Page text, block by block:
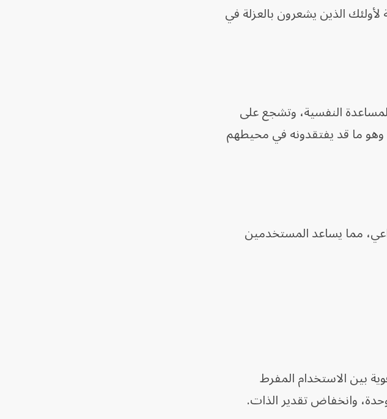
الذين يشعرون بالعزلة في
النفسية، وتشجع على
وهو ما قد يفتقدونه في محيطهم
مما يساعد المستخدمين
بين الاستخدام المفرط
وانخفاض تقدير الذات.